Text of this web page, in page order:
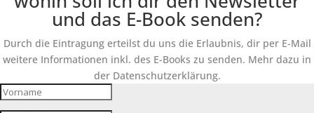
und das E-Book senden?
Durch die Eintragung erteilst du uns die Erlaubnis, dir per E-Mail
weitere Informationen inkl. des E-Books zu senden. Mehr dazu in
der Datenschutzerklärung.